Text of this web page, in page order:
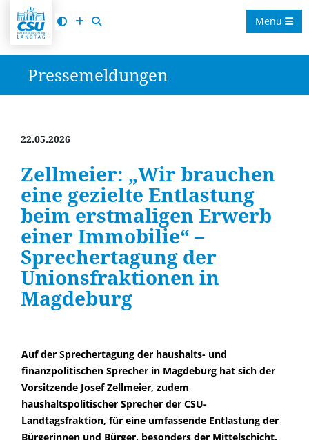
Menu
Pressemeldungen
22.05.2026
Zellmeier: „Wir brauchen
eine gezielte Entlastung
beim erstmaligen Erwerb
einer Immobilie“ –
Sprechertagung der
Unionsfraktionen in
Magdeburg
Auf der Sprechertagung der haushalts- und
finanzpolitischen Sprecher in Magdeburg hat sich der
Vorsitzende Josef Zellmeier, zudem
haushaltspolitischer Sprecher der CSU-
Landtagsfraktion, für eine umfassende Entlastung der
Bürgerinnen und Bürger, besonders der Mittelschicht,